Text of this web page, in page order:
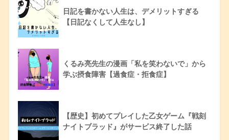
日記を書かない人生は、デメリットすぎる
【日記なくして人生なし】
くるみ亮先生の漫画「私を笑わないで」から
学ぶ摂食障害【過食症・拒食症】
【歴史】初めてプレイした乙女ゲーム『戦刻
ナイトブラッド』がサービス終了した話